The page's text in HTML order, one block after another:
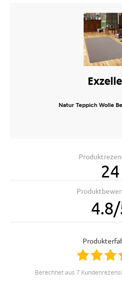
Natur Teppich Wolle
24
4.8/
berechnet aus 7